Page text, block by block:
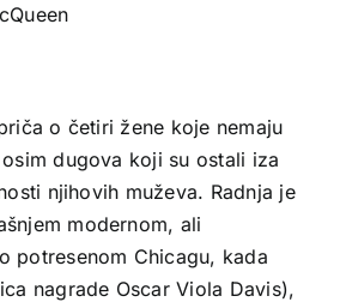
o četiri žene koje nemaju
dugova koji su ostali iza
njihovih muževa. Radnja je
modernom, ali
potresenom Chicagu, kada
nagrade Oscar Viola Davis),